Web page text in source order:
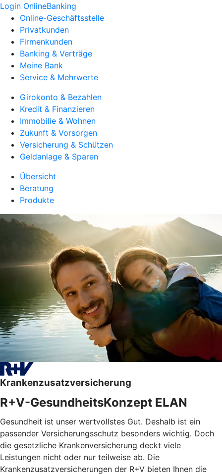
Login OnlineBanking
Online-Geschäftsstelle
Privatkunden
Firmenkunden
Banking & Verträge
Meine Bank
Service & Mehrwerte
Girokonto & Bezahlen
Kredit & Finanzieren
Immobilie & Wohnen
Zukunft & Vorsorgen
Versicherung & Schützen
Geldanlage & Sparen
Übersicht
Beratung
Produkte
Krankenzusatzversicherung
R+V-GesundheitsKonzept ELAN
Gesundheit ist unser wertvollstes Gut. Deshalb ist ein
passender Versicherungsschutz besonders wichtig. Doch
die gesetzliche Krankenversicherung deckt viele
Leistungen nicht oder nur teilweise ab. Die
Krankenzusatzversicherungen der R+V bieten Ihnen die